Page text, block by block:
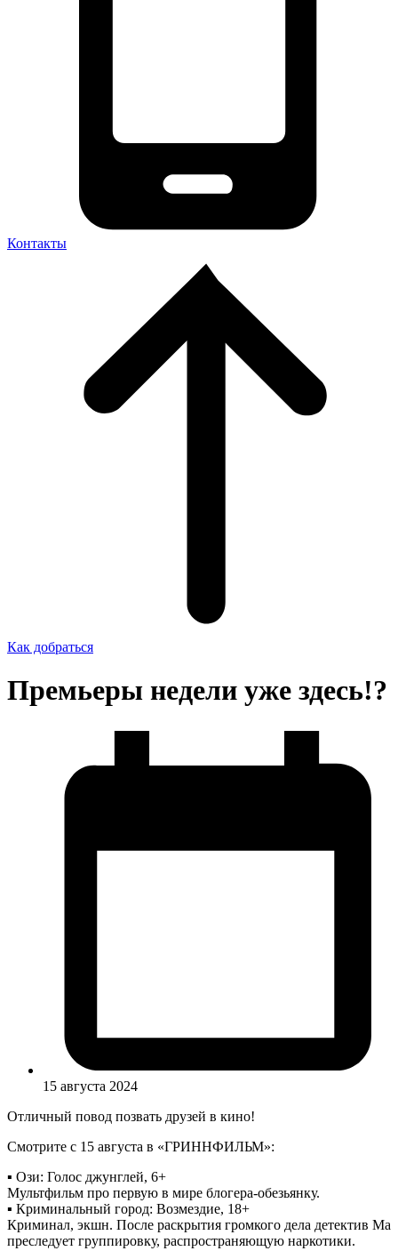
Контакты
Как добраться
Премьеры недели уже здесь!?
15 августа 2024
Отличный повод позвать друзей в кино!
Смотрите с 15 августа в «ГРИННФИЛЬМ»:
▪️ Ози: Голос джунглей, 6+
Мультфильм про первую в мире блогера-обезьянку.
▪️ Криминальный город: Возмездие, 18+
Криминал, экшн. После раскрытия громкого дела детектив Ма
преследует группировку, распространяющую наркотики.